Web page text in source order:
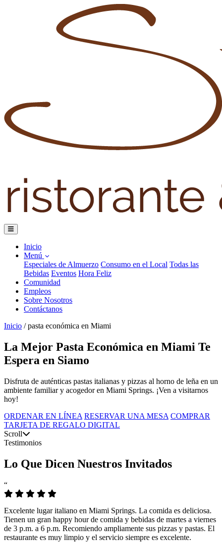
Inicio
Menú
Especiales de Almuerzo Consumo en el Local Todas las
Bebidas Eventos Hora Feliz
Comunidad
Empleos
Sobre Nosotros
Contáctanos
Inicio / pasta económica en Miami
La Mejor Pasta Económica en Miami Te
Espera en Siamo
Disfruta de auténticas pastas italianas y pizzas al horno de leña en un
ambiente familiar y acogedor en Miami Springs. ¡Ven a visitarnos
hoy!
ORDENAR EN LÍNEA RESERVAR UNA MESA COMPRAR
TARJETA DE REGALO DIGITAL
Scroll
Testimonios
Lo Que Dicen Nuestros Invitados
“
Excelente lugar italiano en Miami Springs. La comida es deliciosa.
Tienen un gran happy hour de comida y bebidas de martes a viernes
de 3 p.m. a 6 p.m. Recomiendo ampliamente sus pizzas y pastas. El
restaurante es muy limpio y el servicio siempre es excelente.